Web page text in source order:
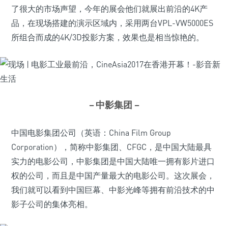
了很大的市场声望，今年的展会他们就展出前沿的4K产
品，在现场搭建的演示区域内，采用两台VPL-VW5000ES
所组合而成的4K/3D投影方案，效果也是相当惊艳的。
– 中影集团 –
中国电影集团公司（英语：China Film Group
Corporation），简称中影集团、CFGC，是中国大陆最具
实力的电影公司，中影集团是中国大陆唯一拥有影片进口
权的公司，而且是中国产量最大的电影公司。这次展会，
我们就可以看到中国巨幕、中影光峰等拥有前沿技术的中
影子公司的集体亮相。